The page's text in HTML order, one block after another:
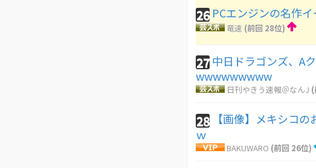
26 PCエンジンの名作
竜速 (前回 28位)
27 中日ドラゴンズ、A
wwwwwwwww
日刊やきう速報＠なんJ
28
【画像】メキシコ
ｗ
BAKUWARO (前回 26位)